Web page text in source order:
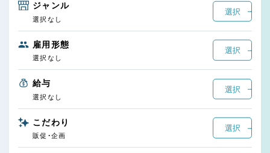
ジャンル
選択
選択なし
雇用形態
選択
選択なし
給与
選択
選択なし
こだわり
選択
販促・企画